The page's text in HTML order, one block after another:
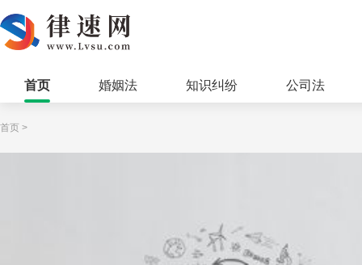
首页 婚姻法 知识纠纷 公司法
首页 >